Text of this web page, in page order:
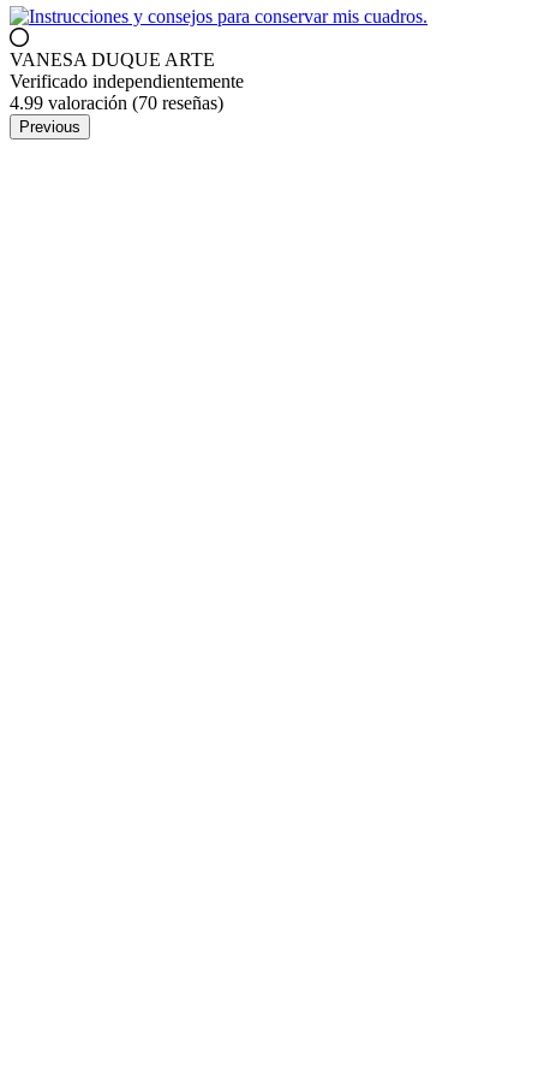
VANESA DUQUE ARTE
Verificado independientemente
4.99 valoración (70 reseñas)
Previous